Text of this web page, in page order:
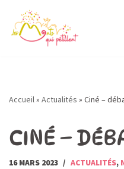
Aller
Accueil» Actualités » Ciné –
CINÉ –
16 MARS 2023 ACTUALITÉS,